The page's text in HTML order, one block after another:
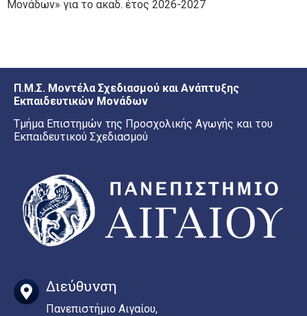
Μονάδων» για το ακαδ. έτος 2026-2027
Π.Μ.Σ. Μοντέλα Σχεδιασμού και Ανάπτυξης
Εκπαιδευτικών Μονάδων
Τμήμα Επιστημών της Προσχολικής Αγωγής και του
Εκπαιδευτικού Σχεδιασμού
Διεύθυνση
Πανεπιστήμιο Αιγαίου,